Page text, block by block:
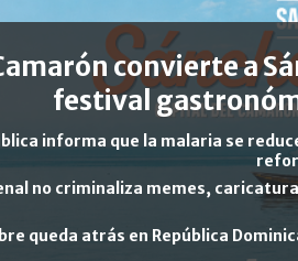
convierte a
festival
informa que la malaria se
no criminaliza memes,
queda atrás en República